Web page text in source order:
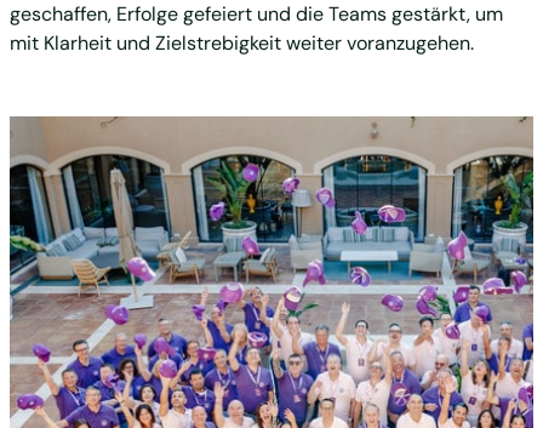
geschaffen, Erfolge gefeiert und die Teams gestärkt, um
mit Klarheit und Zielstrebigkeit weiter voranzugehen.